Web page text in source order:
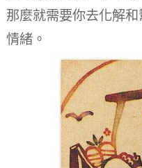
那麼就需要你去化解
情緒。